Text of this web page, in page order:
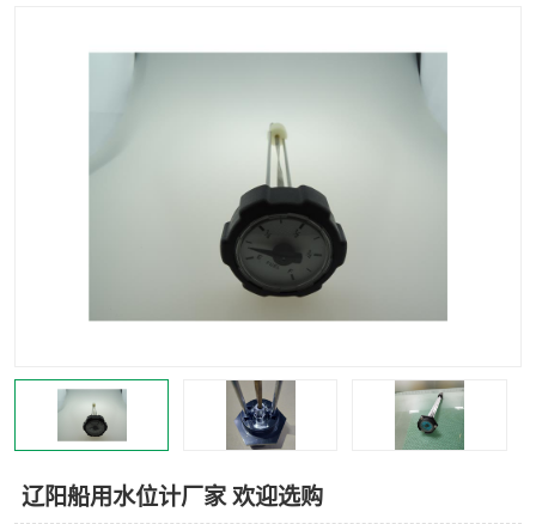
辽阳船用水位计厂家 欢迎选购
转速表